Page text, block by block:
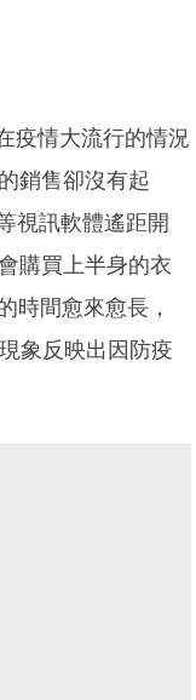
疫情大流行的情況
銷售卻沒有起
視訊軟體遙距開
購買上半身的衣
時間愈來愈長，
象反映出因防疫